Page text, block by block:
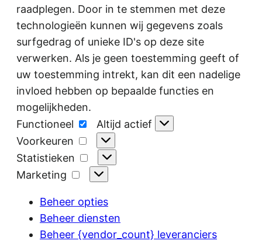
raadplegen. Door in te stemmen met deze
technologieën kunnen wij gegevens zoals
surfgedrag of unieke ID's op deze site
verwerken. Als je geen toestemming geeft of
uw toestemming intrekt, kan dit een nadelige
invloed hebben op bepaalde functies en
mogelijkheden.
Functioneel
Functioneel
Altijd actief
Voorkeuren
Voorkeuren
Statistieken
Statistieken
Marketing
Marketing
Beheer opties
Beheer diensten
Beheer {vendor_count} leveranciers